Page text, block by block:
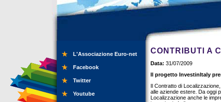
L'Associazione Euro-net
Facebook
Twitter
Youtube
CONTRIBUTI A
Data: 31/07/2009
Il progetto InvestinItaly
Il Contratto di
alle aziende estere. Da oggi
Localizzazione anche le